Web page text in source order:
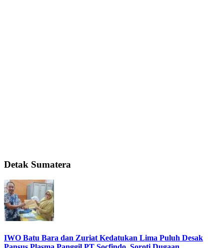
Detak Sumatera
IWO Batu Bara dan Zuriat Kedatukan Lima Puluh Desak